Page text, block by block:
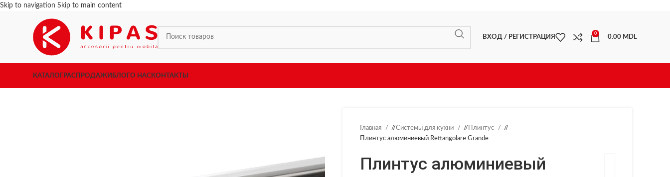
Skip to navigation Skip to main content
ВХОД / РЕГИСТРАЦИЯ
0
0.00 MDL
КАТАЛОГРАСПРОДАЖИ БЛОГО НАСКОНТАКТЫ
Главная / Системы для кухни / Плинтус
/
Плинтус алюминиевый Rettangolare Grande
Плинтус алюминиевый